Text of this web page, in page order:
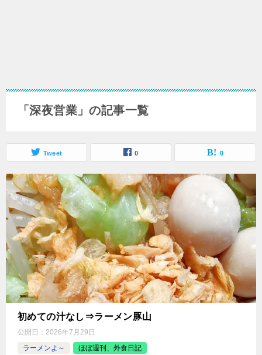
「深夜営業」の記事一覧
Tweet 0 0
初めての汁なし⇒ラーメン豚山
公開日： 2026年7月29日
ラーメンよ～
ほぼ週刊、外食日記